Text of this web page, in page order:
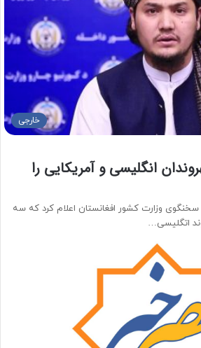
خارجی
انگلیسی و آمریکایی را
سخنگوی وزارت کشور افغانستان اعلام کرد که سه